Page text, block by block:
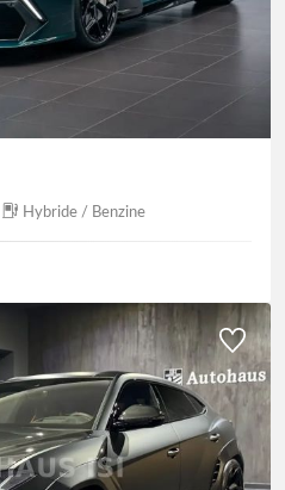
Hybride / Benzine